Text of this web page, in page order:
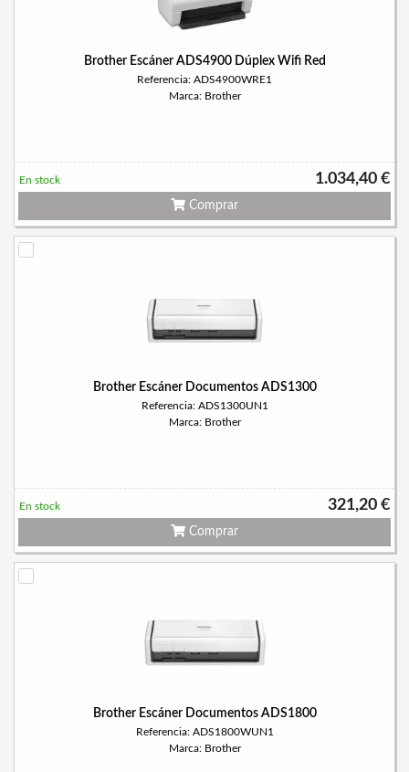
Brother Escáner ADS4900 Dúplex Wifi Red
Referencia: ADS4900WRE1
Marca: Brother
1.034,40 €
En stock
Comprar
Brother Escáner Documentos ADS1300
Referencia: ADS1300UN1
Marca: Brother
321,20 €
En stock
Comprar
Brother Escáner Documentos ADS1800
Referencia: ADS1800WUN1
Marca: Brother